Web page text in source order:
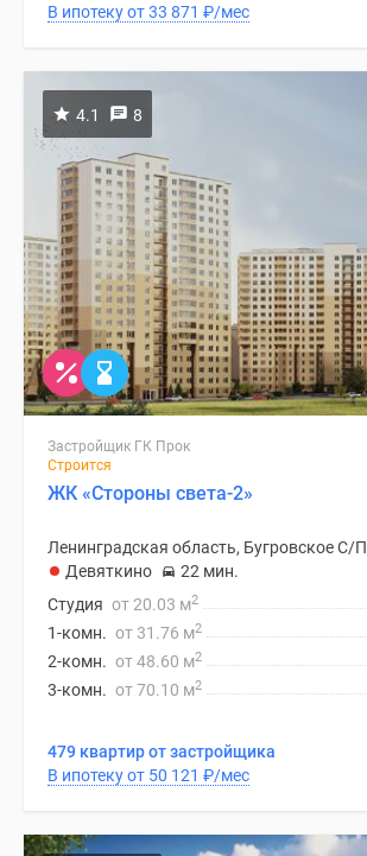
В ипотеку от 33 871 ₽/мес
4.1 8
Застройщик ГК Прок
Строится
ЖК «Стороны света-2»
Ленинградская область, Бугровское С/П
Девяткино
22 мин.
Студия от 20.03 м2
1-комн. от 31.76 м2
2-комн. от 48.60 м2
3-комн. от 70.10 м2
479 квартир от застройщика
В ипотеку от 50 121 ₽/мес